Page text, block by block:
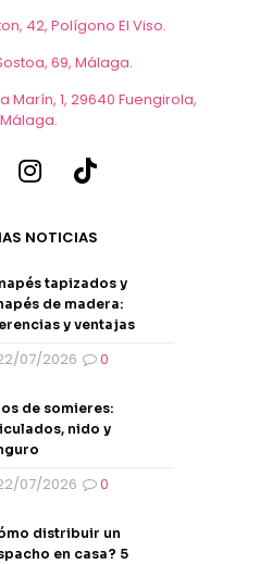
42, Polígono El Viso.
69, Málaga.
Marín, 1, 29640 Fuengirola,
Málaga.
NOTICIAS
tapizados y
de madera:
y ventajas
07/2026 0
de somieres:
nido y
07/2026 0
distribuir un
en casa? 5